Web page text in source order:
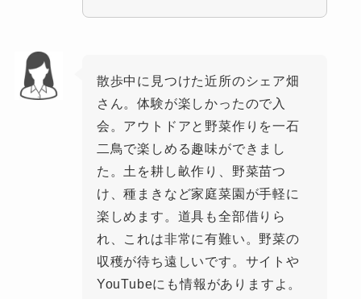
散歩中に見つけた近所のシェア畑
さん。体験が楽しかったので入
会。アウトドアと野菜作りを一石
二鳥で楽しめる趣味ができまし
た。土を耕し畝作り、野菜苗つ
け、種まきなど家庭菜園が手軽に
楽しめます。道具も全部借りら
れ、これは非常に有難い。野菜の
収穫が待ち遠しいです。サイトや
YouTubeにも情報がありますよ。